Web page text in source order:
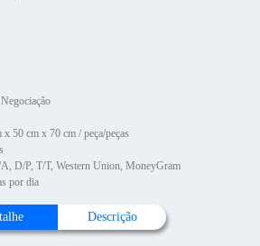
x 50 cm x 70 cm / peça/peças
D/P, T/T, Western Union, MoneyGram
por dia
Descrição